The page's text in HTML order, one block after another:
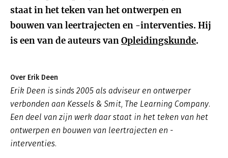
staat in het teken van het ontwerpen en
bouwen van leertrajecten en -interventies. Hij
is een van de auteurs vanOpleidingskunde.
Over Erik Deen
Erik Deen is sinds 2005 als adviseur en ontwerper
verbonden aan Kessels & Smit, The Learning Company.
Een deel van zijn werk daar staat in het teken van het
ontwerpen en bouwen van leertrajecten en -
interventies.